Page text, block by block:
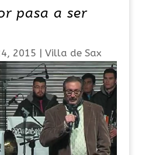
pasa a ser
2015 | Villa de Sax